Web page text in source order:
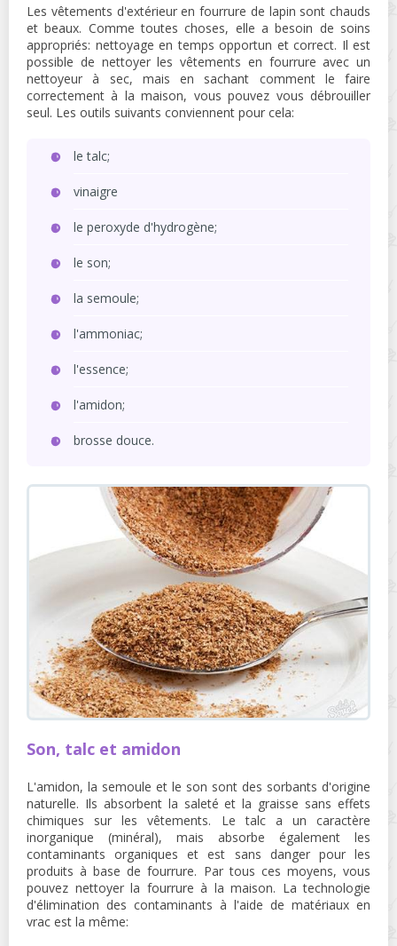
Les vêtements d'extérieur en fourrure de lapin sont chauds
et beaux. Comme toutes choses, elle a besoin de soins
appropriés: nettoyage en temps opportun et correct. Il est
possible de nettoyer les vêtements en fourrure avec un
nettoyeur à sec, mais en sachant comment le faire
correctement à la maison, vous pouvez vous débrouiller
seul. Les outils suivants conviennent pour cela:
le talc;
vinaigre
le peroxyde d'hydrogène;
le son;
la semoule;
l'ammoniac;
l'essence;
l'amidon;
brosse douce.
Son, talc et amidon
L'amidon, la semoule et le son sont des sorbants d'origine
naturelle. Ils absorbent la saleté et la graisse sans effets
chimiques sur les vêtements. Le talc a un caractère
inorganique (minéral), mais absorbe également les
contaminants organiques et est sans danger pour les
produits à base de fourrure. Par tous ces moyens, vous
pouvez nettoyer la fourrure à la maison. La technologie
d'élimination des contaminants à l'aide de matériaux en
vrac est la même: